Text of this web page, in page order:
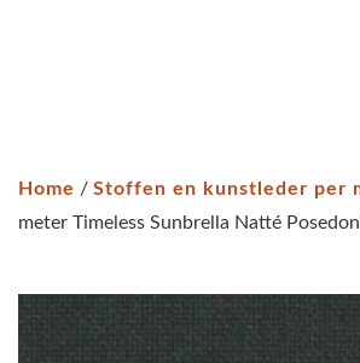
Home / Stoffen en kunstleder per
meter Timeless Sunbrella Natté